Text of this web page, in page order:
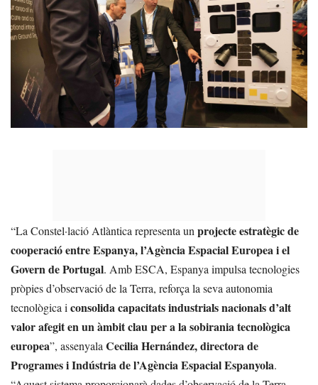
“La Constel·lació Atlàntica representa un projecte estratègic de
cooperació entre Espanya, l’Agència Espacial Europea i el
Govern de Portugal. Amb ESCA, Espanya impulsa tecnologies
pròpies d’observació de la Terra, reforça la seva autonomia
tecnològica i consolida capacitats industrials nacionals d’alt
valor afegit en un àmbit clau per a la sobirania tecnològica
europea”, assenyala Cecilia Hernández, directora de
Programes i Indústria de l’Agència Espacial Espanyola.